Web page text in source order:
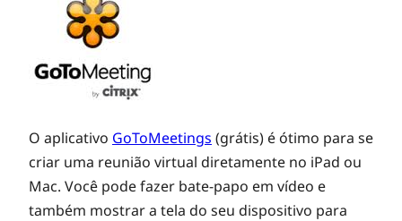
O aplicativo GoToMeetings (grátis) é ótimo para se
criar uma reunião virtual diretamente no iPad ou
Mac. Você pode fazer bate-papo em vídeo e
também mostrar a tela do seu dispositivo para